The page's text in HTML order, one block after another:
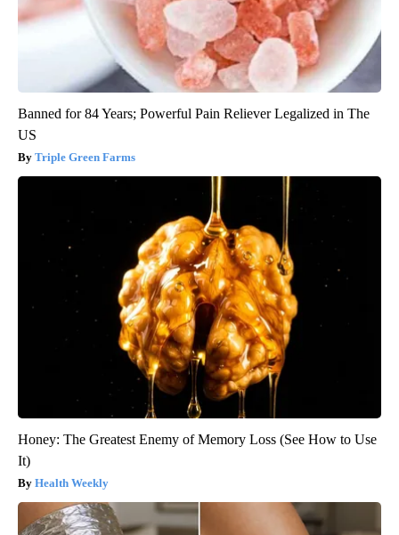
Banned for 84 Years; Powerful Pain Reliever Legalized in The
US
Triple Green Farms
Honey: The Greatest Enemy of Memory Loss (See How to Use
It)
Health Weekly